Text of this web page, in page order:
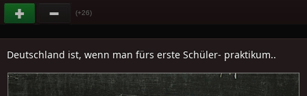
(+26)
Deutschland ist, wenn man fürs erste Schüler- praktikum..